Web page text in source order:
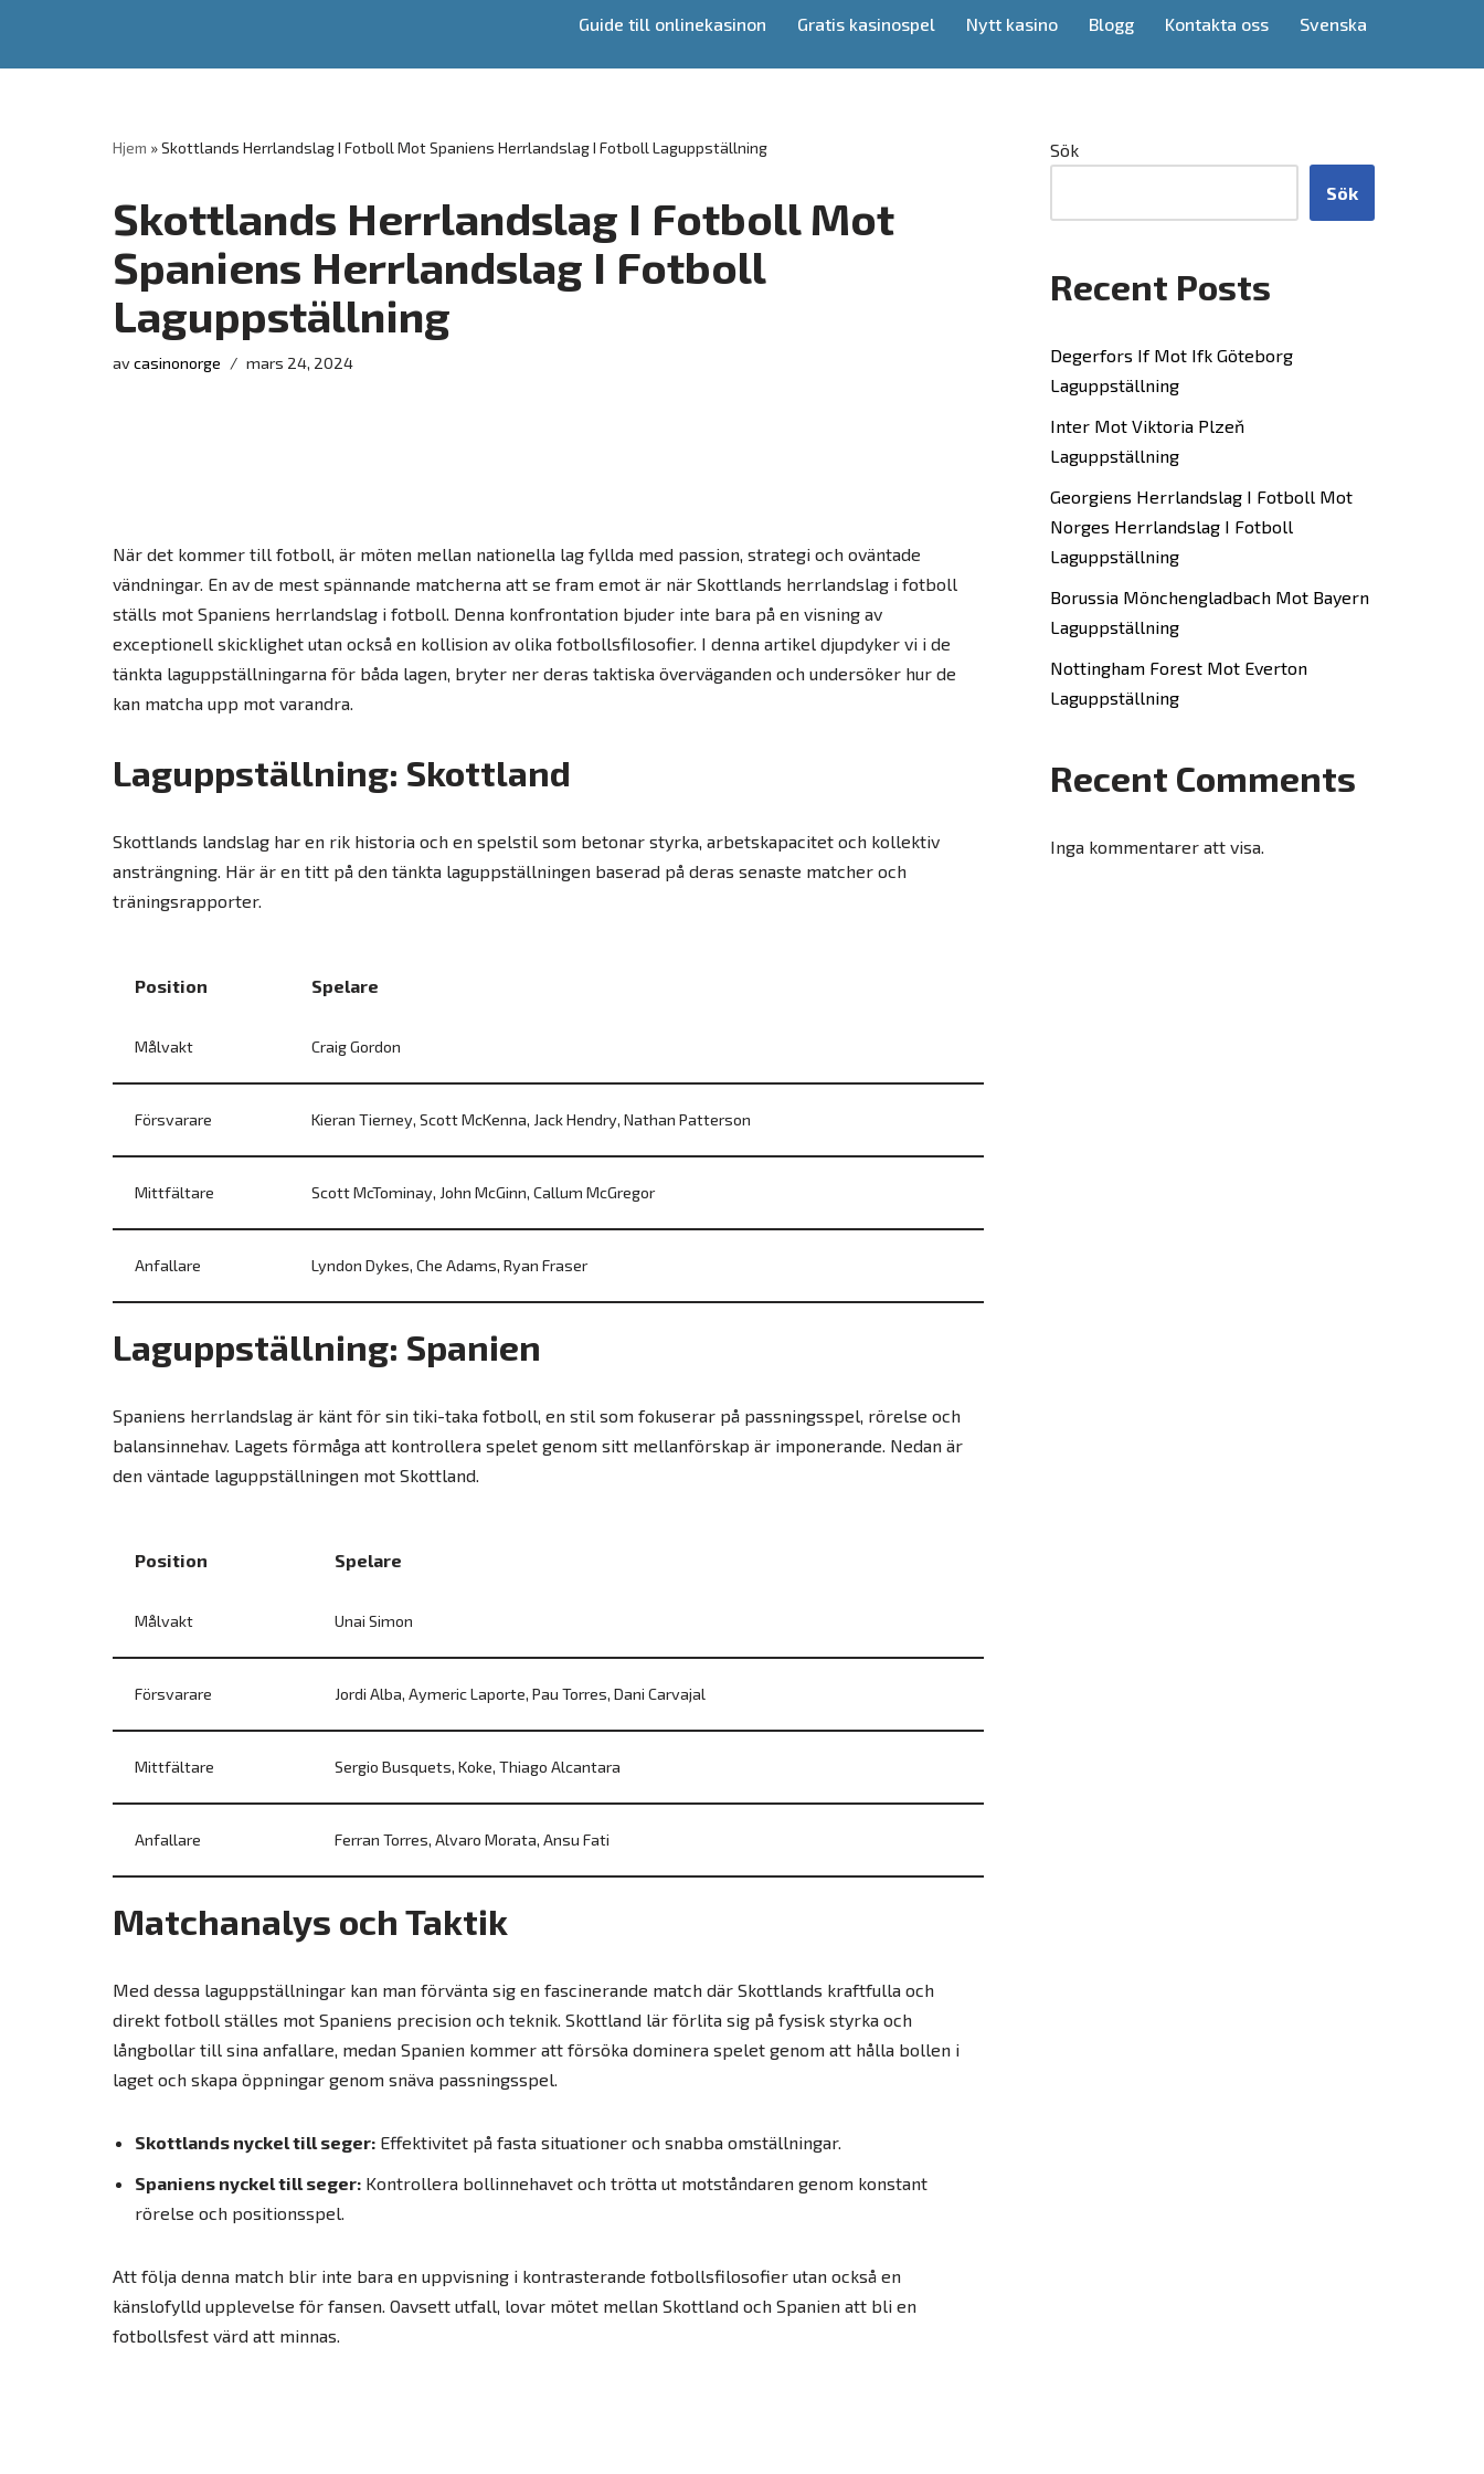
Guide till onlinekasinon Gratis kasinospel Nytt kasino Blogg Kontakta oss Svenska
Hjem »Skottlands Herrlandslag I Fotboll Mot Spaniens Herrlandslag I Fotboll Laguppställning
Skottlands Herrlandslag I Fotboll Mot
Spaniens Herrlandslag I Fotboll
Laguppställning
avcasinonorge mars 24, 2024
När det kommer till fotboll, är möten mellan nationella lag fyllda med passion, strategi och oväntade
vändningar. En av de mest spännande matcherna att se fram emot är när Skottlands herrlandslag i fotboll
ställs mot Spaniens herrlandslag i fotboll. Denna konfrontation bjuder inte bara på en visning av
exceptionell skicklighet utan också en kollision av olika fotbollsfilosofier. I denna artikel djupdyker vi i de
tänkta laguppställningarna för båda lagen, bryter ner deras taktiska överväganden och undersöker hur de
kan matcha upp mot varandra.
Laguppställning: Skottland
Skottlands landslag har en rik historia och en spelstil som betonar styrka, arbetskapacitet och kollektiv
ansträngning. Här är en titt på den tänkta laguppställningen baserad på deras senaste matcher och
träningsrapporter.
Position Spelare
Målvakt Craig Gordon
Försvarare Kieran Tierney, Scott McKenna, Jack Hendry, Nathan Patterson
Mittfältare Scott McTominay, John McGinn, Callum McGregor
Anfallare Lyndon Dykes, Che Adams, Ryan Fraser
Laguppställning: Spanien
Spaniens herrlandslag är känt för sin tiki-taka fotboll, en stil som fokuserar på passningsspel, rörelse och
balansinnehav. Lagets förmåga att kontrollera spelet genom sitt mellanförskap är imponerande. Nedan är
den väntade laguppställningen mot Skottland.
Position Spelare
Målvakt Unai Simon
Försvarare Jordi Alba, Aymeric Laporte, Pau Torres, Dani Carvajal
Mittfältare Sergio Busquets, Koke, Thiago Alcantara
Anfallare Ferran Torres, Alvaro Morata, Ansu Fati
Matchanalys och Taktik
Med dessa laguppställningar kan man förvänta sig en fascinerande match där Skottlands kraftfulla och
direkt fotboll ställes mot Spaniens precision och teknik. Skottland lär förlita sig på fysisk styrka och
långbollar till sina anfallare, medan Spanien kommer att försöka dominera spelet genom att hålla bollen i
laget och skapa öppningar genom snäva passningsspel.
Skottlands nyckel till seger: Effektivitet på fasta situationer och snabba omställningar.
Spaniens nyckel till seger: Kontrollera bollinnehavet och trötta ut motståndaren genom konstant
rörelse och positionsspel.
Att följa denna match blir inte bara en uppvisning i kontrasterande fotbollsfilosofier utan också en
känslofylld upplevelse för fansen. Oavsett utfall, lovar mötet mellan Skottland och Spanien att bli en
fotbollsfest värd att minnas.
Sök
Sök
Recent Posts
Degerfors If Mot Ifk Göteborg
Laguppställning
Inter Mot Viktoria Plzeň
Laguppställning
Georgiens Herrlandslag I Fotboll Mot
Norges Herrlandslag I Fotboll
Laguppställning
Borussia Mönchengladbach Mot Bayern
Laguppställning
Nottingham Forest Mot Everton
Laguppställning
Recent Comments
Inga kommentarer att visa.